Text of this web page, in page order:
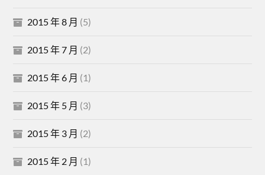
2015 年 8 月 (5)
2015 年 7 月 (2)
2015 年 6 月 (1)
2015 年 5 月 (3)
2015 年 3 月 (2)
2015 年 2 月 (1)